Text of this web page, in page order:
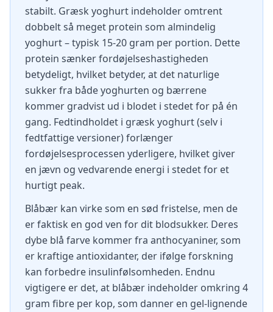
stabilt. Græsk yoghurt indeholder omtrent
dobbelt så meget protein som almindelig
yoghurt – typisk 15-20 gram per portion. Dette
protein sænker fordøjelseshastigheden
betydeligt, hvilket betyder, at det naturlige
sukker fra både yoghurten og bærrene
kommer gradvist ud i blodet i stedet for på én
gang. Fedtindholdet i græsk yoghurt (selv i
fedtfattige versioner) forlænger
fordøjelsesprocessen yderligere, hvilket giver
en jævn og vedvarende energi i stedet for et
hurtigt peak.
Blåbær kan virke som en sød fristelse, men de
er faktisk en god ven for dit blodsukker. Deres
dybe blå farve kommer fra anthocyaniner, som
er kraftige antioxidanter, der ifølge forskning
kan forbedre insulinfølsomheden. Endnu
vigtigere er det, at blåbær indeholder omkring 4
gram fibre per kop, som danner en gel-lignende